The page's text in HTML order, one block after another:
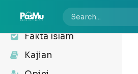
Kabar
Fakta Islam
Kajian